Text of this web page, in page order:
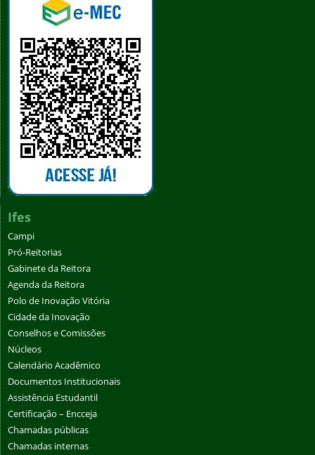
Ifes
Campi
Pró-Reitorias
Gabinete da Reitora
Agenda da Reitora
Polo de Inovação Vitória
Cidade da Inovação
Conselhos e Comissões
Núcleos
Calendário Acadêmico
Documentos Institucionais
Assistência Estudantil
Certificação – Encceja
Chamadas públicas
Chamadas internas